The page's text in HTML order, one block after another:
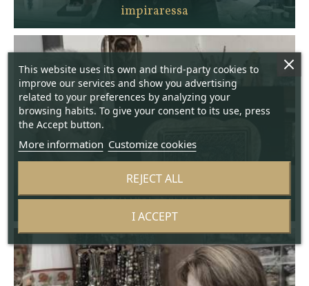
impiraressa
Lorenzo Ferro
用穆拉诺玻璃做的浮雕
This website uses its own and third-party cookies to
improve our services and show you advertising
related to your preferences by analyzing your
browsing habits. To give your consent to its use, press
the Accept button.
More information Customize cookies
REJECT ALL
I ACCEPT